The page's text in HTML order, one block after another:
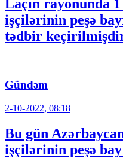
Laçın rayonunda
işçilərinin peşə
tədbir
Gündəm
2-10-2022, 08:18
Bu gün
işçilərinin peşə